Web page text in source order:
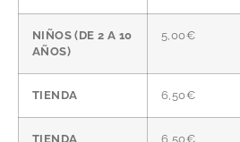
NIÑOS (DE 2 A 10
AÑOS)
5,00€
TIENDA 6,50€
TIENDA
6,50€